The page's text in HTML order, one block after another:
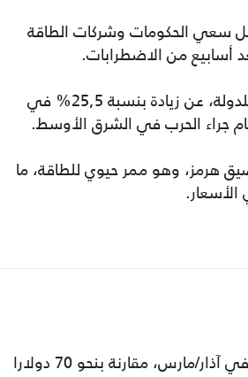
سعي الحكومات وشركات الطاقة
أسابيع من الاضطرابات.
وجاءت هذه التصريحات غداة إعلان المجموعة، المملوكة بشكل كبير للدولة، عن زيادة بنسبة 25,5% في
هرمز، وهو ممر حيوي للطاقة، ما
وبلغ متوسط سعر برميل خام برنت، المعيار العالمي، نحو 100 دولار في آذار/مارس، مقارنة بنحو 70 دولارا